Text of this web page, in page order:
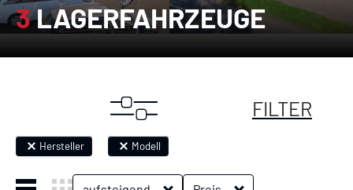
3LAGERFAHRZEUGE
FILTER
Hersteller Modell